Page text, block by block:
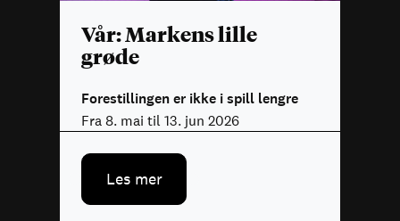
Vår: Markens lille
grøde
Forestillingen er ikke i spill lengre
Fra 8. mai til 13. jun 2026
Les mer